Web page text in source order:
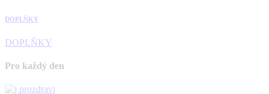
DOPLŇKY
DOPLŇKY
Pro každý den